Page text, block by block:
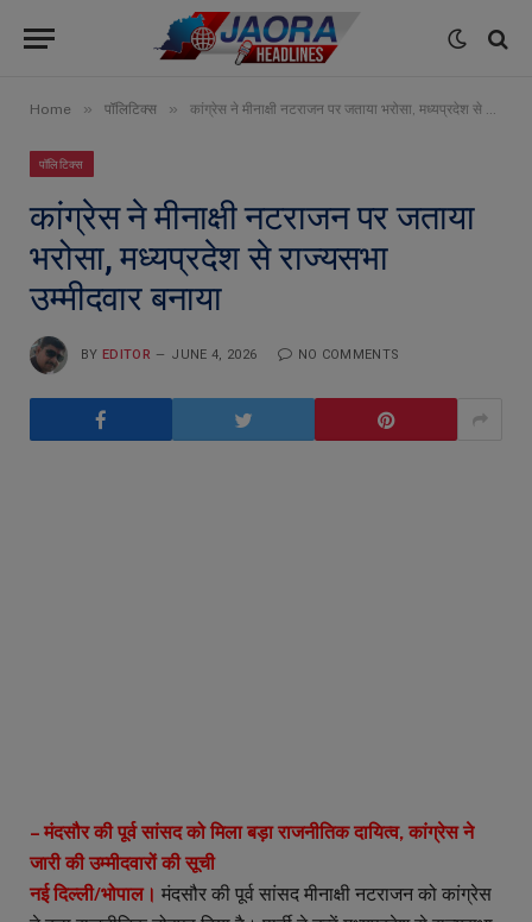
Home » पॉलिटिक्स » कांग्रेस ने मीनाक्षी नटराजन पर जताया भरोसा, मध्यप्रदेश से राज्यसभा उम्मीदवार बनाया
पॉलिटिक्स
कांग्रेस ने मीनाक्षी नटराजन पर जताया
भरोसा, मध्यप्रदेश से राज्यसभा
उम्मीदवार बनाया
BY EDITOR JUNE 4, 2026 NO COMMENTS
– मंदसौर की पूर्व सांसद को मिला बड़ा राजनीतिक दायित्व, कांग्रेस ने
जारी की उम्मीदवारों की सूची
नई दिल्ली/भोपाल। मंदसौर की पूर्व सांसद मीनाक्षी नटराजन को कांग्रेस